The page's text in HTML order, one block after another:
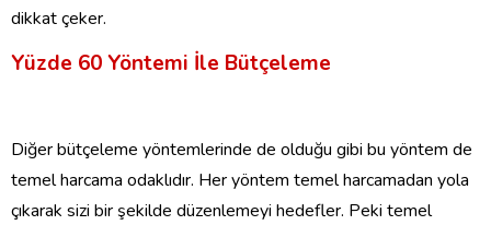
dikkat çeker.
Yüzde 60 Yöntemi İle Bütçeleme
Diğer bütçeleme yöntemlerinde de olduğu gibi bu yöntem de
temel harcama odaklıdır. Her yöntem temel harcamadan yola
çıkarak sizi bir şekilde düzenlemeyi hedefler. Peki temel